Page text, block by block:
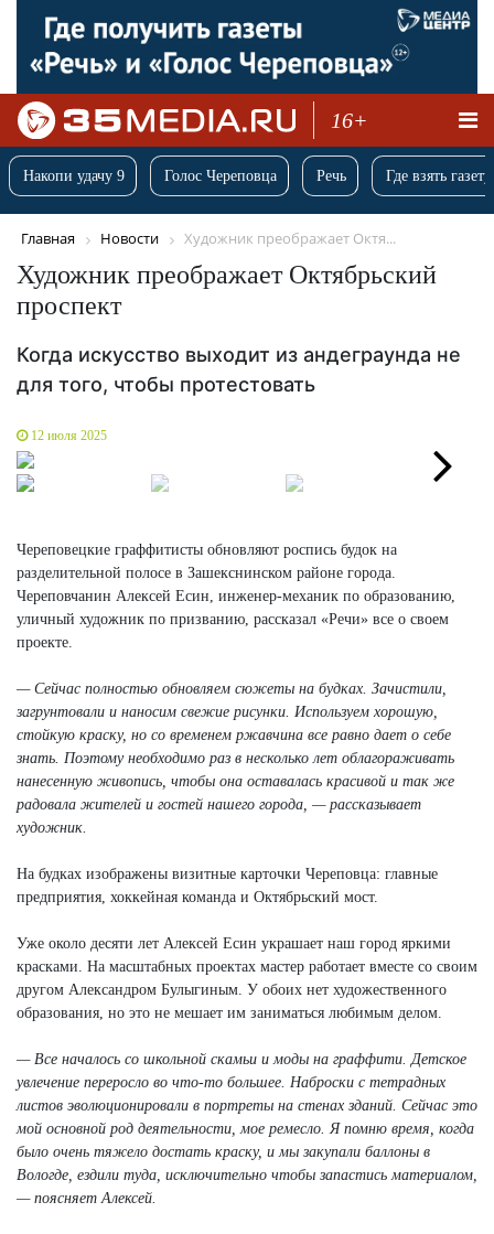
16+
Накопи удачу 9 Голос Череповца Речь Где взять
Главная Новости Художник преображает Октя...
Художник преображает Октябрьский
проспект
Когда искусство выходит из андеграунда не
для того, чтобы протестовать
12 июля 2025
Череповецкие граффитисты обновляют роспись будок на
разделительной полосе в Зашекснинском районе города.
Череповчанин Алексей Есин, инженер-механик по образованию,
уличный художник по призванию, рассказал «Речи» все о своем
проекте.
— Сейчас полностью обновляем сюжеты на будках. Зачистили,
загрунтовали и наносим свежие рисунки. Используем хорошую,
стойкую краску, но со временем ржавчина все равно дает о себе
знать. Поэтому необходимо раз в несколько лет облагораживать
нанесенную живопись, чтобы она оставалась красивой и так же
радовала жителей и гостей нашего города, — рассказывает
художник.
На будках изображены визитные карточки Череповца: главные
предприятия, хоккейная команда и Октябрьский мост.
Уже около десяти лет Алексей Есин украшает наш город яркими
красками. На масштабных проектах мастер работает вместе со своим
другом Александром Булыгиным. У обоих нет художественного
образования, но это не мешает им заниматься любимым делом.
— Все началось со школьной скамьи и моды на граффити. Детское
увлечение переросло во что-то большее. Наброски с тетрадных
листов эволюционировали в портреты на стенах зданий. Сейчас это
мой основной род деятельности, мое ремесло. Я помню время, когда
было очень тяжело достать краску, и мы закупали баллоны в
Вологде, ездили туда, исключительно чтобы запастись материалом,
— поясняет Алексей.